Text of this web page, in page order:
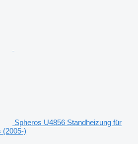
Spheros U4856 Standheizung für
(2005-)